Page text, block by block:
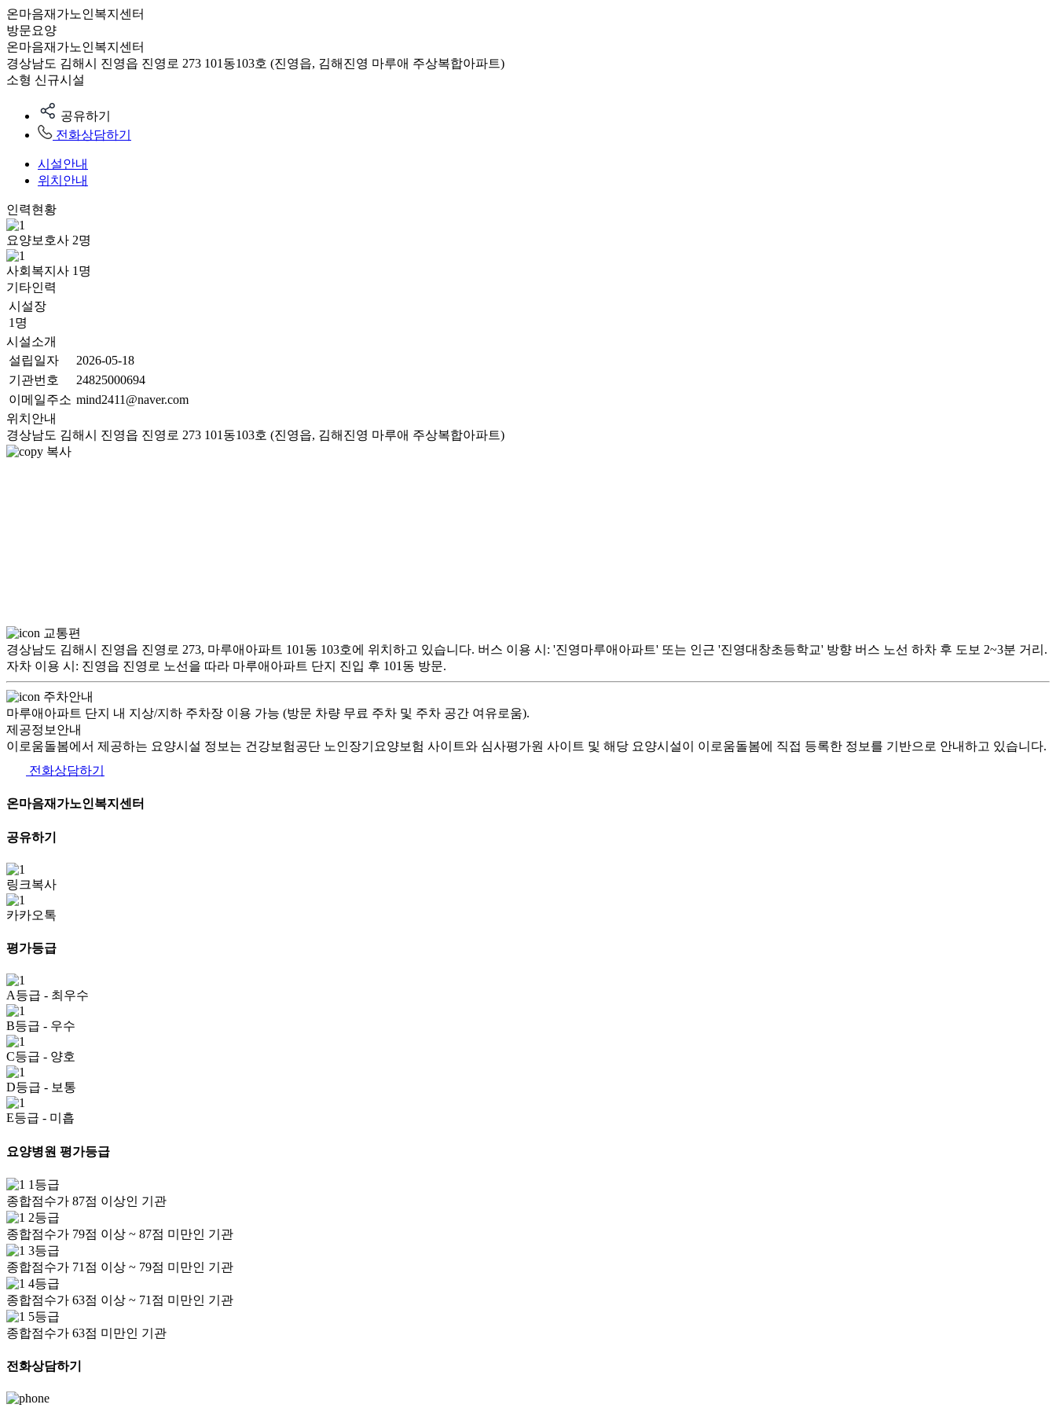
온마음재가노인복지센터
방문요양
온마음재가노인복지센터
경상남도 김해시 진영읍 진영로 273 101동103호 (진영읍, 김해진영 마루애 주상복합아파트)
소형 신규시설
공유하기
전화상담하기
시설안내
위치안내
인력현황
요양보호사 2명
사회복지사 1 명
기타인력
시설장
1명
시설소개
설립일자
2026-05-18
기관번호
24825000694
이메일주소 mind2411@naver.com
위치안내
경상남도 김해시 진영읍 진영로 273 101동103호 (진영읍, 김해진영 마루애 주상복합아파트)
복사
교통편
경상남도 김해시 진영읍 진영로 273, 마루애아파트 101동 103호에 위치하고 있습니다. 버스 이용 시: '진영마루애아파트' 또는 인근 '진영대창초등학교' 방향 버스 노선 하차 후 도보 2~3분 거리.
자차 이용 시: 진영읍 진영로 노선을 따라 마루애아파트 단지 진입 후 101동 방문.
주차안내
마루애아파트 단지 내 지상/지하 주차장 이용 가능 (방문 차량 무료 주차 및 주차 공간 여유로움).
제공정보안내
이로움돌봄에서 제공하는 요양시설 정보는 건강보험공단 노인장기요양보험 사이트와 심사평가원 사이트 및 해당 요양시설이 이로움돌봄에 직접 등록한 정보를 기반으로 안내하고 있습니다.
전화상담하기
온마음재가노인복지센터
공유하기
링크복사
카카오톡
평가등급
A등급 - 최우수
B등급 - 우수
C등급 - 양호
D등급 - 보통
E등급 - 미흡
요양병원 평가등급
1등급
종합점수가 87점 이상인 기관
2등급
종합점수가 79점 이상 ~ 87점 미만인 기관
3등급
종합점수가 71점 이상 ~ 79점 미만인 기관
4등급
종합점수가 63점 이상 ~ 71점 미만인 기관
5등급
종합점수가 63점 미만인 기관
전화상담하기